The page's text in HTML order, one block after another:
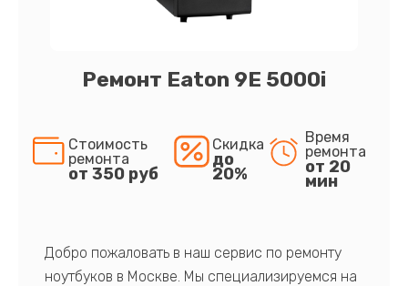
Ремонт Eaton 9E 5000i
Стоимость
ремонта
от 350 руб
Скидка
до
20%
Время
ремонта
от 20
мин
Добро пожаловать в наш сервис по ремонту
ноутбуков в Москве. Мы специализируемся на